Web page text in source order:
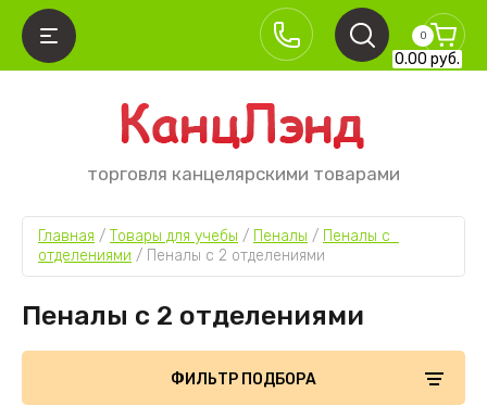
торговля канцелярскими товарами
0
0.00 руб.
Главная / Товары для учебы / Пеналы / Пеналы с
отделениями / Пеналы с 2 отделениями
Пеналы с 2 отделениями
ФИЛЬТР ПОДБОРА